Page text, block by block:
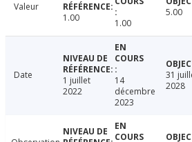
Valeur
1.00
1.00
5.00
Date
1 juillet
2022
14
décembre
2023
31
2028